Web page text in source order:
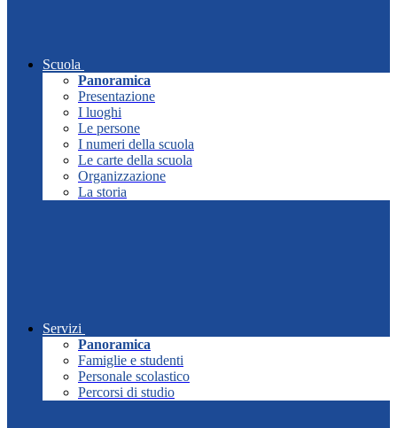
Scuola
Panoramica
Presentazione
I luoghi
Le persone
I numeri della scuola
Le carte della scuola
Organizzazione
La storia
Servizi
Panoramica
Famiglie e studenti
Personale scolastico
Percorsi di studio